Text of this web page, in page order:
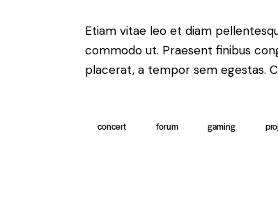
Etiam vitae leo et diam
commodo ut. Praesent finibus
placerat, a tempor sem egestas.
concert forum gaming